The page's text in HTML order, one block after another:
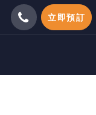
立即預訂